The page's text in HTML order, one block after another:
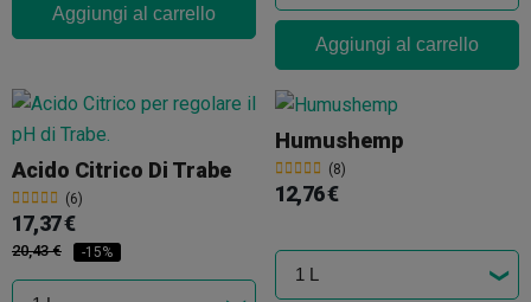
Aggiungi al carrello
Aggiungi al carrello
Acido Citrico Di Trabe
(6)
17,37 €
20,43 € -15%
Humushemp
(8)
12,76 €